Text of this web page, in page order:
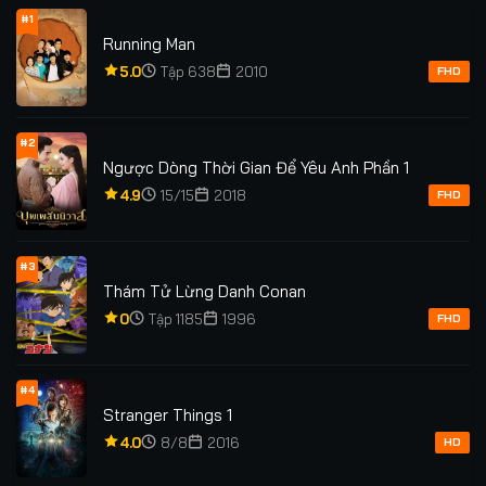
#1
Running Man
5.0 Tập 638 2010 FHD
#2
Ngược Dòng Thời Gian Để Yêu Anh Phần 1
4.9 15/15 2018 FHD
#3
Thám Tử Lừng Danh Conan
0 Tập 1185 1996 FHD
#4
Stranger Things 1
4.0 8/8 2016 HD